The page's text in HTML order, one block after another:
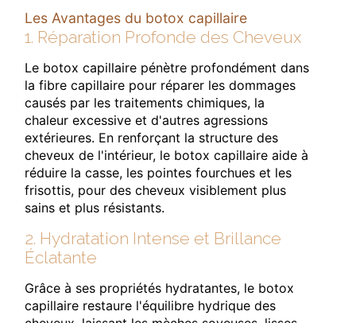
Les Avantages du botox capillaire
1. Réparation Profonde des Cheveux
Le botox capillaire pénètre profondément dans
la fibre capillaire pour réparer les dommages
causés par les traitements chimiques, la
chaleur excessive et d'autres agressions
extérieures. En renforçant la structure des
cheveux de l'intérieur, le botox capillaire aide à
réduire la casse, les pointes fourchues et les
frisottis, pour des cheveux visiblement plus
sains et plus résistants.
2. Hydratation Intense et Brillance
Éclatante
Grâce à ses propriétés hydratantes, le botox
capillaire restaure l'équilibre hydrique des